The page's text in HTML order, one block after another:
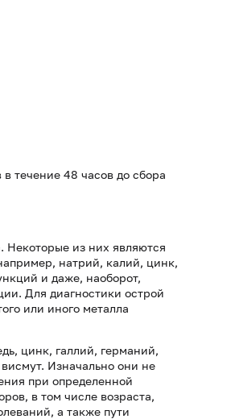
течение 48 часов до сбора
Некоторые из них являются
натрий, калий, цинк,
и даже, наоборот,
Для диагностики острой
или иного металла
цинк, галлий, германий,
Изначально они не
при определенной
в том числе возраста,
а также пути